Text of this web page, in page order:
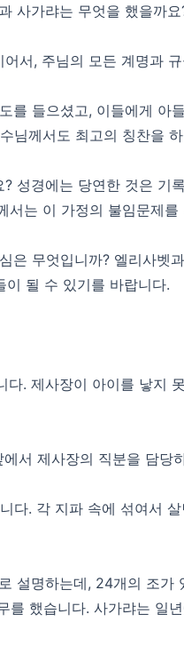
사가랴는 무엇을 했을까요
서, 주님의 모든 계명과
를 들으셨고, 이들에게
님께서도 최고의 칭찬을
성경에는 당연한 것은
서는 이 가정의 불임문제
무엇입니까? 엘리사벳
이 될 수 있기를 바랍니다.
. 제사장이 아이를 낳지
서 제사장의 직분을 담당
다. 각 지파 속에 섞여서
설명하는데, 24개의 조
를 했습니다. 사가랴는